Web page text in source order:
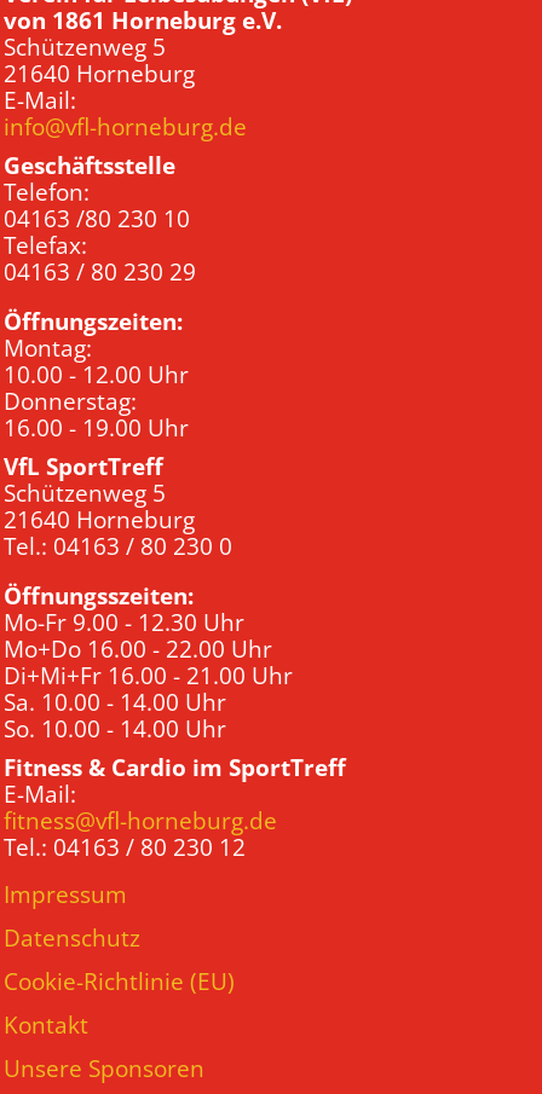
von 1861 Horneburg e.V.
Schützenweg 5
21640 Horneburg
E-Mail:
info@vfl-horneburg.de
Geschäftsstelle
Telefon:
04163 /80 230 10
Telefax:
04163 / 80 230 29
Öffnungszeiten:
Montag:
10.00 - 12.00 Uhr
Donnerstag:
16.00 - 19.00 Uhr
VfL SportTreff
Schützenweg 5
21640 Horneburg
Tel.: 04163 / 80 230 0
Öffnungsszeiten:
Mo-Fr 9.00 - 12.30 Uhr
Mo+Do 16.00 - 22.00 Uhr
Di+Mi+Fr 16.00 - 21.00 Uhr
Sa. 10.00 - 14.00 Uhr
So. 10.00 - 14.00 Uhr
Fitness & Cardio im SportTreff
E-Mail:
fitness@vfl-horneburg.de
Tel.: 04163 / 80 230 12
Impressum
Datenschutz
Cookie-Richtlinie (EU)
Kontakt
Unsere Sponsoren